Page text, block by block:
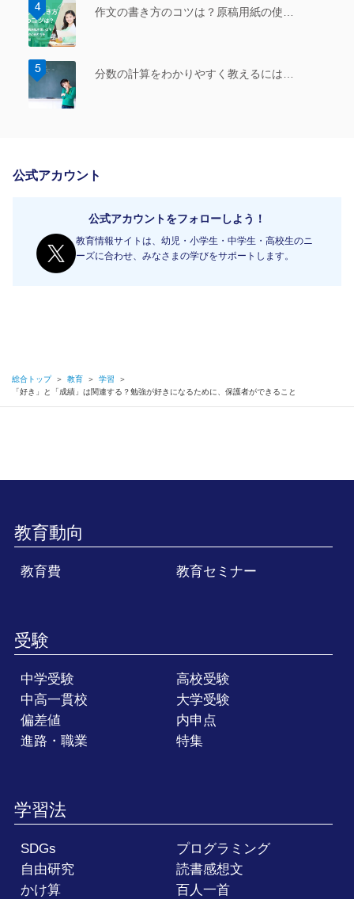
作文の書き方のコツは？原稿用紙の使…
分数の計算をわかりやすく教えるには…
公式アカウント
公式アカウントをフォローしよう！
教育情報サイトは、幼児・小学生・中学生・高校生のニ
ーズに合わせ、みなさまの学びをサポートします。
総合トップ ＞ 教育 ＞ 学習
＞
「好き」と「成績」は関連する？勉強が好きになるために、保護者ができること
教育動向
教育費 教育セミナー
受験
中学受験
高校受験
中高一貫校
大学受験
偏差値
内申点
進路・職業
特集
学習法
SDGs
プログラミング
自由研究
読書感想文
かけ算
百人一首